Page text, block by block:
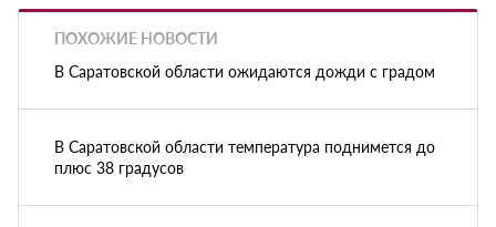
ПОХОЖИЕ НОВОСТИ
В Саратовской области ожидаются дожди с градом
В Саратовской области температура поднимется до
плюс 38 градусов